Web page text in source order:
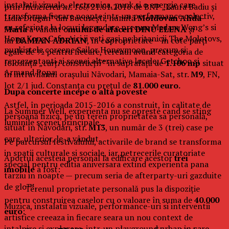
prinÎncheierea nr. 160/21.01.2016 de BNP „Laura Badiu și
Lidia Drăgan” din București, numităMoldovan Alida-
Mariaa vândut omului de afaceri DINU ELENAși
luiDAMIAN ADRIAN, în coproprietate – în cote părți
egale de ½ pentru fiecare, terenul având categoria de
folosință„curți construcții”în suprafață de1.106 mp situat
în intravilanul orașului Năvodari, Mamaia-Sat, str.M9, FN,
lot 2/1 jud. Constanța cu prețul de 81.000 euro.
Astfel, în perioada 2015-2016 a construit, în calitate de
persoană fizică, pe un teren proprietatea sa personală,
situat în Năvodari, str.M13, un număr de 3 (trei) case pe
care, ulterior, le-a vândut.
Aportul acesteia personal la edificare acestortrei
imobilea fost:
– Terenul proprietate personală pus la dispoziție
pentru construirea caselor cu o valoare în suma de40.000
euro;
instalatii vizuale, electronica, punk si o energie care
transforma fiecare noapte intr-un performance colectiv,
cu referinte la locuri legendare precum Madam Wong’s si
Hong Kong Cafe. Aici ii veti gasi pe britanicii The Molotovs,
punkistele coreene Sailor Honeymoon, precum si
reprezentanti ai scenei alternative locale, Getchoo si
Armand Popa.
Dupa concerte incepe o alta poveste
La Summer Well, experienta nu se opreste cand se sting
luminile scenei principale.
Pe parcursul festivalului, activarile de brand se transforma
in spatii culturale si sociale, iar petrecerile curatoriate
special pentru editia aniversara extind experienta pana
tarziu in noapte — precum seria de afterparty-uri gazduite
de glo™.
Muzica, instalatii vizuale, performance-uri si interventii
artistice creeaza in fiecare seara un nou context de